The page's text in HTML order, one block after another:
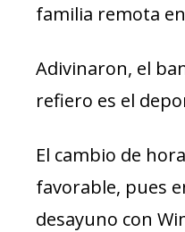
familia remota
Adivinaron, el
refiero es el
El cambio de
favorable, pues
desayuno con